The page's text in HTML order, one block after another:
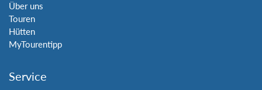
Über uns
Touren
Hütten
MyTourentipp
Service